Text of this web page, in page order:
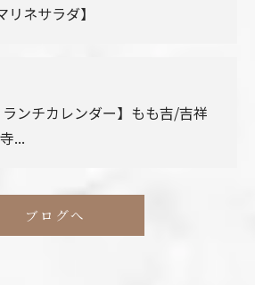
リネサラダ】
ランチカレンダー】もも吉/吉祥
...
ブログへ